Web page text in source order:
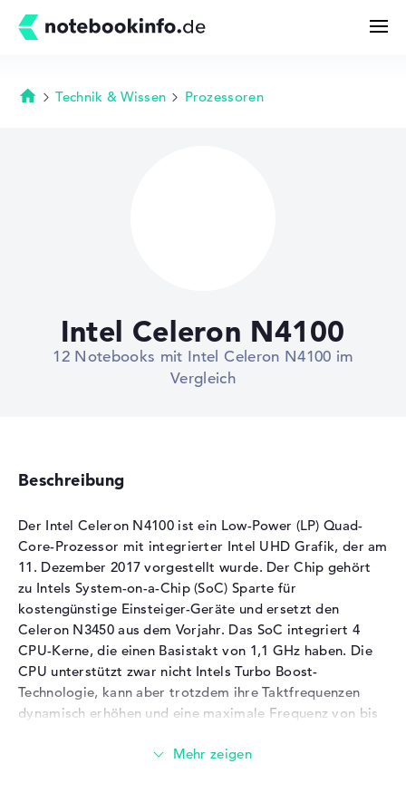
Deals
Startseite
Technik & Wissen Prozessoren
Intel Celeron N4100
12 Notebooks mit Intel Celeron N4100 im
Vergleich
Beschreibung
Der Intel Celeron N4100 ist ein Low-Power (LP) Quad-
Core-Prozessor mit integrierter Intel UHD Grafik, der am
11. Dezember 2017 vorgestellt wurde. Der Chip gehört
zu Intels System-on-a-Chip (SoC) Sparte für
kostengünstige Einsteiger-Geräte und ersetzt den
Celeron N3450 aus dem Vorjahr. Das SoC integriert 4
CPU-Kerne, die einen Basistakt von 1,1 GHz haben. Die
CPU unterstützt zwar nicht Intels Turbo Boost-
Technologie, kann aber trotzdem ihre Taktfrequenzen
dynamisch erhöhen und eine maximale Frequenz von bis
Technologie ist den teureren Intel Core-Prozessoren